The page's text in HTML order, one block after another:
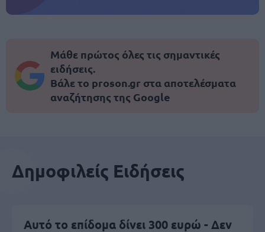
Μάθε πρώτος όλες τις σημαντικές
ειδήσεις.
Βάλε το proson.gr στα αποτελέσματα
αναζήτησης της Google
Δημοφιλείς Ειδήσεις
Αυτό το επίδομα δίνει 300 ευρώ - Δεν